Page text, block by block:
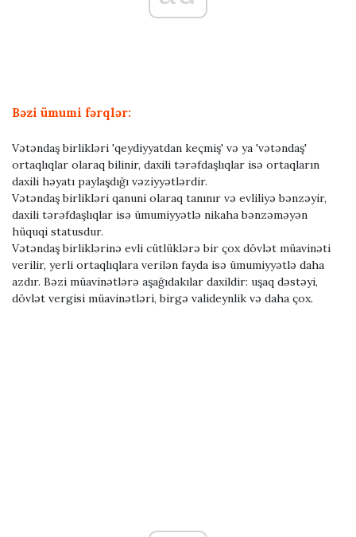
Bəzi ümumi fərqlər:
Vətəndaş birlikləri 'qeydiyyatdan keçmiş' və ya 'vətəndaş'
ortaqlıqlar olaraq bilinir, daxili tərəfdaşlıqlar isə ortaqların
daxili həyatı paylaşdığı vəziyyətlərdir.
Vətəndaş birlikləri qanuni olaraq tanınır və evliliyə bənzəyir,
daxili tərəfdaşlıqlar isə ümumiyyətlə nikaha bənzəməyən
hüquqi statusdur.
Vətəndaş birliklərinə evli cütlüklərə bir çox dövlət müavinəti
verilir, yerli ortaqlıqlara verilən fayda isə ümumiyyətlə daha
azdır. Bəzi müavinətlərə aşağıdakılar daxildir: uşaq dəstəyi,
dövlət vergisi müavinətləri, birgə valideynlik və daha çox.